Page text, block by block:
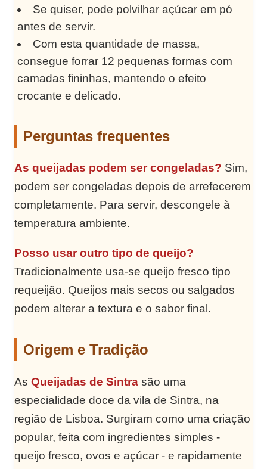
Se quiser, pode polvilhar açúcar em pó
antes de servir.
Com esta quantidade de massa,
consegue forrar 12 pequenas formas com
camadas fininhas, mantendo o efeito
crocante e delicado.
Perguntas frequentes
As queijadas podem ser congeladas? Sim,
podem ser congeladas depois de arrefecerem
completamente. Para servir, descongele à
temperatura ambiente.
Posso usar outro tipo de queijo?
Tradicionalmente usa-se queijo fresco tipo
requeijão. Queijos mais secos ou salgados
podem alterar a textura e o sabor final.
Origem e Tradição
As Queijadas de Sintra são uma
especialidade doce da vila de Sintra, na
região de Lisboa. Surgiram como uma criação
popular, feita com ingredientes simples -
queijo fresco, ovos e açúcar - e rapidamente